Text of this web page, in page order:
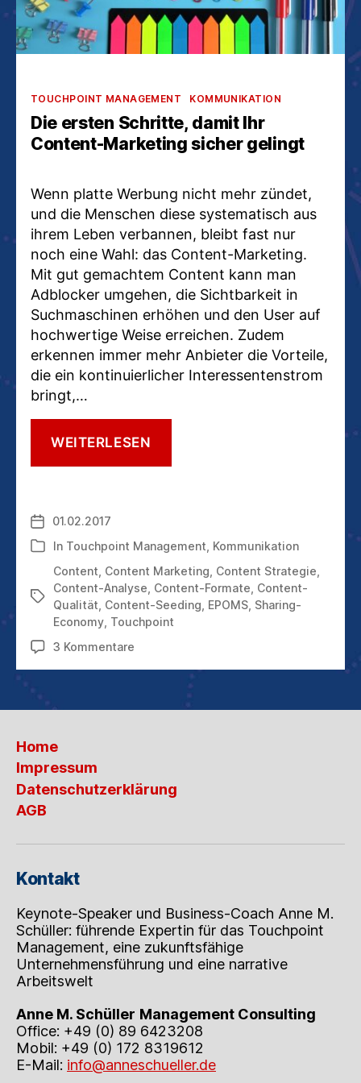
Kategorien
TOUCHPOINT MANAGEMENT KOMMUNIKATION
Die ersten Schritte, damit Ihr
Content-Marketing sicher gelingt
Wenn platte Werbung nicht mehr zündet,
und die Menschen diese systematisch aus
ihrem Leben verbannen, bleibt fast nur
noch eine Wahl: das Content-Marketing.
Mit gut gemachtem Content kann man
Adblocker umgehen, die Sichtbarkeit in
Suchmaschinen erhöhen und den User auf
hochwertige Weise erreichen. Zudem
erkennen immer mehr Anbieter die Vorteile,
die ein kontinuierlicher Interessentenstrom
bringt,…
WEITERLESEN
MARKETING
GELINGT
Veröffentlichungsdatum
01.02.2017
Kategorien
In Touchpoint Management Kommunikation
Schlagwörter
Content Content Marketing Content Strategie
Content-Analyse Content-Formate Content-
Qualität Content-Seeding EPOMS Sharing-
Economy Touchpoint
3 Kommentare
damit
sicher
gelingt
Home
Impressum
Datenschutzerklärung
AGB
Kontakt
Keynote-Speaker und Business-Coach Anne M.
Schüller: führende Expertin für das Touchpoint
Management, eine zukunftsfähige
Unternehmensführung und eine narrative
Arbeitswelt
Anne M. Schüller Management Consulting
Office: +49 (0) 89 6423208
Mobil: +49 (0) 172 8319612
E-Mail: info@anneschueller.de